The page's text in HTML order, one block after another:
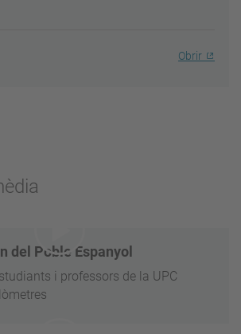
Obrir
del Poble Espanyol
i professors de la UPC